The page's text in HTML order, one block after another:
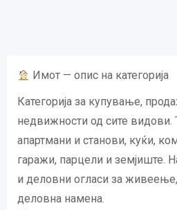
Имот — опис на категорија
Категорија за купување,
недвижности од сите видови.
апартмани и станови, куќи,
гаражи, парцели и земјиште.
и деловни огласи за
деловна намена.